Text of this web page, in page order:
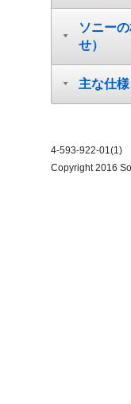
ソニー
せ）
主な仕様
4-593-922-01(1)
Copyright 2016